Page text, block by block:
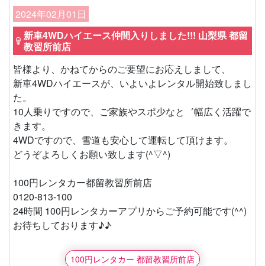
2024年02月01日
新車4WDハイエース仲間入りしました!!! 山梨県 都留
教習所前店
皆様より、かねてからのご要望にお応えしまして、
新車4WDハイエースが、いよいよレンタル開始致しまし
た。
10人乗りですので、ご家族やスポ少なと゛幅広く活躍で
きます。
4WDですので、雪道も安心して運転して頂けます。
どうぞよろしくお願い致します(^▽^)
100円レンタカー都留教習所前店
0120-813-100
24時間 100円レンタカーアプリからご予約可能です(^^)
お待ちしております♪♪
100円レンタカー 都留教習所前店